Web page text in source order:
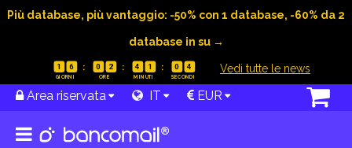
Più database, più vantaggio: -50% con 1 database, -60% da 2
database in su →
1 6 0 2 4 1 0 4 Vedi tutte le news
Area riservata IT EUR